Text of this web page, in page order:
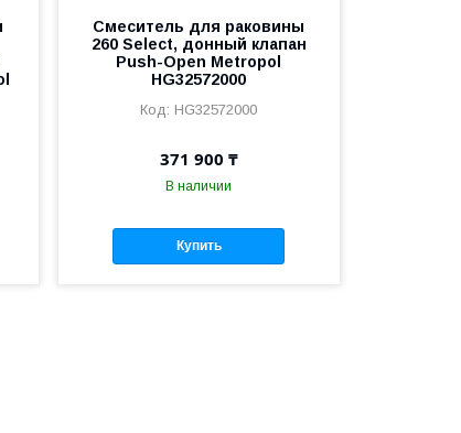
Смеситель для раковины
260 Select, донный клапан
Push-Open Metropol
HG32572000
HG32572000
371 900 ₸
В наличии
Купить